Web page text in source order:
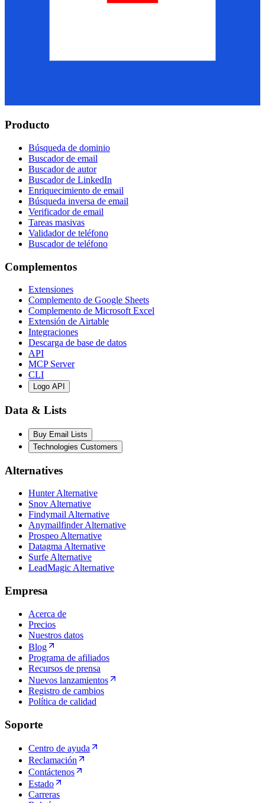
Producto
Búsqueda de dominio
Buscador de email
Buscador de autor
Buscador de LinkedIn
Enriquecimiento de email
Búsqueda inversa de email
Verificador de email
Tareas masivas
Validador de teléfono
Buscador de teléfono
Complementos
Extensiones
Complemento de Google Sheets
Complemento de Microsoft Excel
Extensión de Airtable
Integraciones
Descarga de base de datos
API
MCP Server
CLI
Logo API
Data & Lists
Buy Email Lists
Technologies Customers
Alternatives
Hunter Alternative
Snov Alternative
Findymail Alternative
Anymailfinder Alternative
Prospeo Alternative
Datagma Alternative
Surfe Alternative
LeadMagic Alternative
Empresa
Acerca de
Precios
Nuestros datos
Blog
Programa de afiliados
Recursos de prensa
Nuevos lanzamientos
Registro de cambios
Política de calidad
Soporte
Centro de ayuda
Reclamación
Contáctenos
Estado
Carreras